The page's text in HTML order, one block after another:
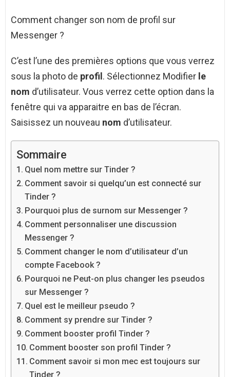
Comment changer son nom de profil sur
Messenger ?
C’est l’une des premières options que vous verrez
sous la photo de profil . Sélectionnez Modifier le
nom d’utilisateur. Vous verrez cette option dans la
fenêtre qui va apparaitre en bas de l’écran.
Saisissez un nouveau nom d’utilisateur.
Sommaire
Quel nom mettre sur Tinder ?
Comment savoir si quelqu’un est connecté sur
Tinder ?
Pourquoi plus de surnom sur Messenger ?
Comment personnaliser une discussion
Messenger ?
Comment changer le nom d’utilisateur d’un
compte Facebook ?
Pourquoi ne Peut-on plus changer les pseudos
sur Messenger ?
Quel est le meilleur pseudo ?
Comment sy prendre sur Tinder ?
Comment booster profil Tinder ?
Comment booster son profil Tinder ?
Comment savoir si mon mec est toujours sur
Tinder ?